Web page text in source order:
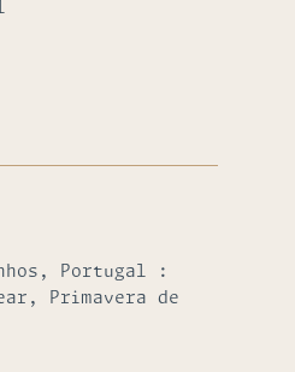
Portugal :
Primavera de